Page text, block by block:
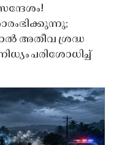
അതീവ ശ്രദ്ധ
പരിശോധിച്ച്